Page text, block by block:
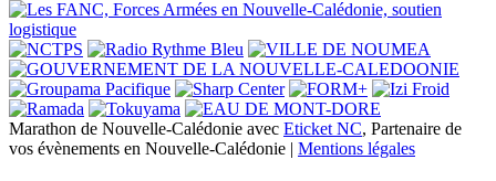
Marathon de Nouvelle-Calédonie avec Eticket NC, Partenaire de
vos évènements en Nouvelle-Calédonie | Mentions légales